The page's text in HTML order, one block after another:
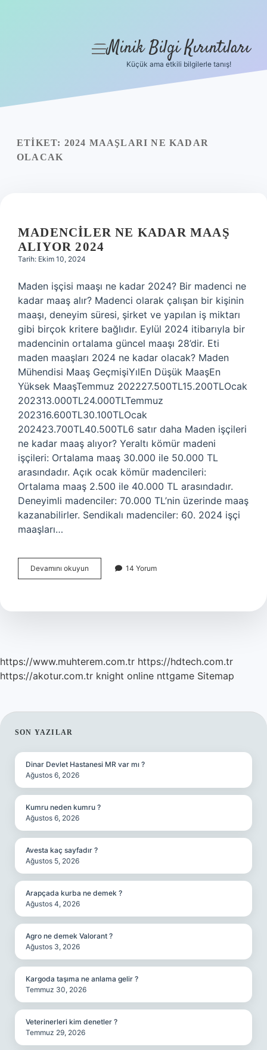
Yasal Uyarı
menüyü
Minik Bilgi Kırıntıları
Küçük ama etkili bilgilerle tanış!
ETIKET: 2024 MAAŞLARI NE KADAR
OLACAK
MADENCILER NE KADAR MAAŞ
ALIYOR 2024
Tarih: Ekim 10, 2024
Maden işçisi maaşı ne kadar 2024? Bir madenci ne
kadar maaş alır? Madenci olarak çalışan bir kişinin
maaşı, deneyim süresi, şirket ve yapılan iş miktarı
gibi birçok kritere bağlıdır. Eylül 2024 itibarıyla bir
madencinin ortalama güncel maaşı 28’dir. Eti
maden maaşları 2024 ne kadar olacak? Maden
Mühendisi Maaş GeçmişiYılEn Düşük MaaşEn
Yüksek MaaşTemmuz 202227.500TL15.200TLOcak
202313.000TL24.000TLTemmuz
202316.600TL30.100TLOcak
202423.700TL40.500TL6 satır daha Maden işçileri
ne kadar maaş alıyor? Yeraltı kömür madeni
işçileri: Ortalama maaş 30.000 ile 50.000 TL
arasındadır. Açık ocak kömür madencileri:
Ortalama maaş 2.500 ile 40.000 TL arasındadır.
Deneyimli madenciler: 70.000 TL’nin üzerinde maaş
kazanabilirler. Sendikalı madenciler: 60. 2024 işçi
maaşları…
Devamını okuyun Madenciler
Ne
Alıyor
14 Yorum
https://www.muhterem.com.tr https://hdtech.com.tr
https://akotur.com.tr knight online nttgame Sitemap
SIDEBAR
SON YAZILAR
Dinar Devlet Hastanesi MR var mı ?
Ağustos 6, 2026
Kumru neden kumru ?
Ağustos 6, 2026
Avesta kaç sayfadır ?
Ağustos 5, 2026
Arapçada kurba ne demek ?
Ağustos 4, 2026
Agro ne demek Valorant ?
Ağustos 3, 2026
Kargoda taşıma ne anlama gelir ?
Temmuz 30, 2026
Veterinerleri kim denetler ?
Temmuz 29, 2026